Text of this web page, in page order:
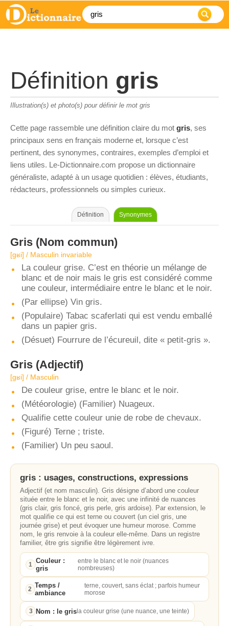
Définition gris
Illustration(s) et photo(s) pour définir le mot gris
Cette page rassemble une définition claire du mot gris, ses
principaux sens en français moderne et, lorsque c’est
pertinent, des synonymes, contraires, exemples d’emploi et
liens utiles. Le-Dictionnaire.com propose un dictionnaire
généraliste, adapté à un usage quotidien : élèves, étudiants,
rédacteurs, professionnels ou simples curieux.
Définition Synonymes
Gris (Nom commun)
[ɡʁi] / Masculin invariable
La couleur grise. C’est en théorie un mélange de
blanc et de noir mais le gris est considéré comme
une couleur, intermédiaire entre le blanc et le noir.
(Par ellipse) Vin gris.
(Populaire) Tabac scaferlati qui est vendu emballé
dans un papier gris.
(Désuet) Fourrure de l’écureuil, dite « petit-gris ».
Gris (Adjectif)
[ɡʁi] / Masculin
De couleur grise, entre le blanc et le noir.
(Météorologie) (Familier) Nuageux.
Qualifie cette couleur unie de robe de chevaux.
(Figuré) Terne ; triste.
(Familier) Un peu saoul.
gris : usages, constructions, expressions
Adjectif (et nom masculin). Gris désigne d’abord une couleur
située entre le blanc et le noir, avec une infinité de nuances
(gris clair, gris foncé, gris perle, gris ardoise). Par extension, le
mot qualifie ce qui est terne ou couvert (un ciel gris, une
journée grise) et peut évoquer une humeur morose. Comme
nom, le gris renvoie à la couleur elle‑même. Dans un registre
familier, être gris signifie être légèrement ivre.
1 Couleur :
gris
entre le blanc et le noir (nuances
nombreuses)
2 Temps /
ambiance
terne, couvert, sans éclat ; parfois humeur
morose
3 Nom : le gris la couleur grise (une nuance, une teinte)